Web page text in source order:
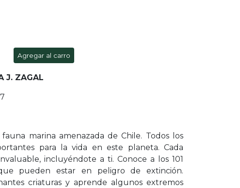
Agregar al carro
J. ZAGAL
marina amenazada de Chile. Todos los
para la vida en este planeta. Cada
incluyéndote a ti. Conoce a los 101
pueden estar en peligro de extinción.
criaturas y aprende algunos extremos